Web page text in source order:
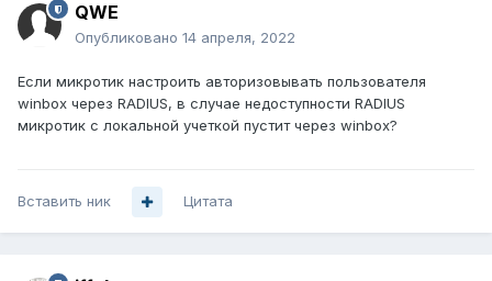
QWE
Опубликовано 14 апреля, 2022
Если микротик настроить авторизовывать пользователя
winbox через RADIUS, в случае недоступности RADIUS
микротик с локальной учеткой пустит через winbox?
Вставить ник Цитата